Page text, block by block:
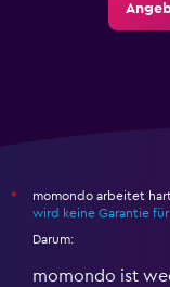
*
momondo arbeitet
wird keine Garantie
Darum:
momondo ist